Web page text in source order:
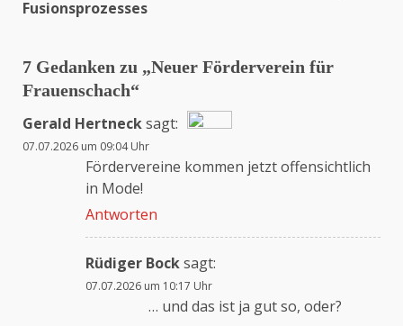
Fusionsprozesses
7 Gedanken zu „Neuer Förderverein für
Frauenschach“
Gerald Hertnecksagt:
Das „Echte-Person“-Abzeichen!
Anti-Spam von CleanTalk
07.07.2026 um 09:04 Uhr
Fördervereine kommen jetzt offensichtlich
in Mode!
Antworten
Rüdiger Bocksagt:
07.07.2026 um 10:17 Uhr
… und das ist ja gut so, oder?